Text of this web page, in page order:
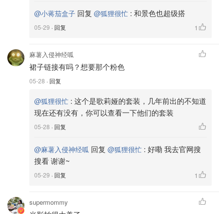
@小蒋茄盒子 回复 @狐狸很忙 : 和景色也超级搭
05-29 · 回复 1
麻薯入侵神经呱
裙子链接有吗？想要那个粉色
05-28 · 回复
@狐狸很忙 : 这个是歌莉娅的套装，几年前出的不知道
现在还有没有，你可以查看一下他们的套装
05-28 · 回复
@麻薯入侵神经呱 回复 @狐狸很忙 : 好嘞 我去官网搜
搜看 谢谢~
05-29 · 回复 1
supermommy